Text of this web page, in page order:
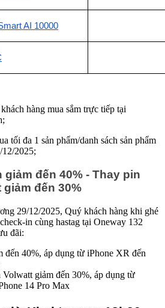
AI 10000
hàng mua sắm trực tiếp tại
tối đa 1 sản phẩm/danh sách sản phẩm
2025;
giảm đến 40% - Thay pin
giảm đến 30%
29/12/2025, Quý khách hàng khi ghé
in cùng hastag tại Oneway 132
đãi:
đến 40%, áp dụng từ iPhone XR đến
giảm đến 30%, áp dụng từ
14 Pro Max